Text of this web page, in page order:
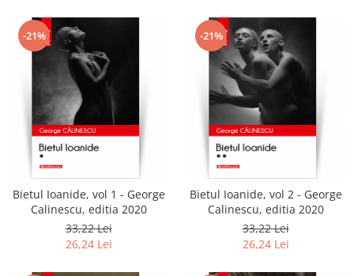
-21%
Bietul Ioanide, vol 1 - George
Calinescu, editia 2020
33,22 Lei
26,24 Lei
-21%
Bietul Ioanide, vol 2 - George
Calinescu, editia 2020
33,22 Lei
26,24 Lei